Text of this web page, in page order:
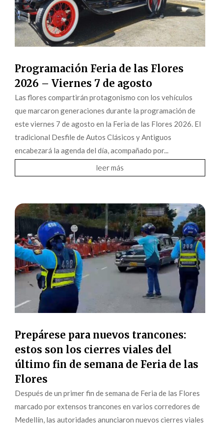
Programación Feria de las Flores
2026 – Viernes 7 de agosto
Las flores compartirán protagonismo con los vehículos
que marcaron generaciones durante la programación de
este viernes 7 de agosto en la Feria de las Flores 2026. El
tradicional Desfile de Autos Clásicos y Antiguos
encabezará la agenda del día, acompañado por...
leer más
Prepárese para nuevos trancones:
estos son los cierres viales del
último fin de semana de Feria de las
Flores
Después de un primer fin de semana de Feria de las Flores
marcado por extensos trancones en varios corredores de
Medellín, las autoridades anunciaron nuevos cierres viales